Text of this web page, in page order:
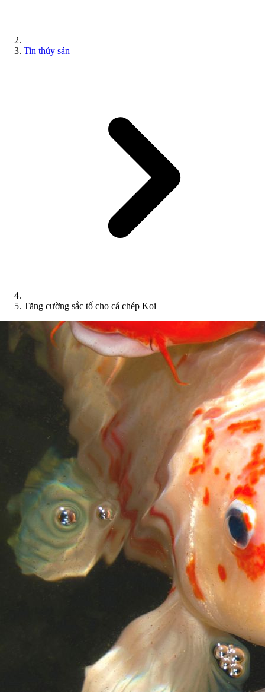
Tin thủy sản
Tăng cường sắc tố cho cá chép Koi